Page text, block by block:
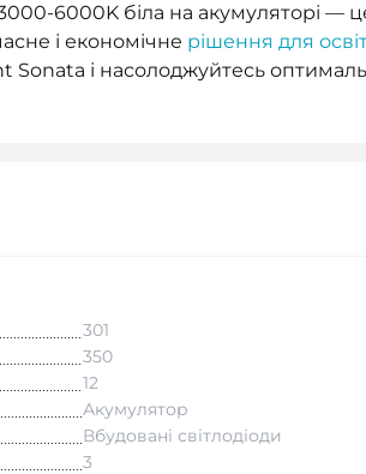
6000K біла на акумуляторі —
і економічне рішення для
Sonata і насолоджуйтесь
301
350
12
Акумулятор
Вбудовані світлодіоди
3